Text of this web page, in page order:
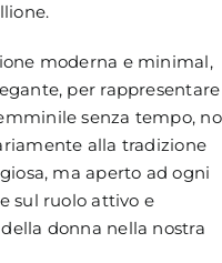
moderna e minimal,
per
senza tempo,
alla tradizione
ma aperto ad ogni
sul ruolo attivo e
donna nella nostra